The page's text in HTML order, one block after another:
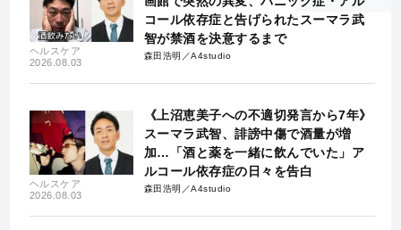
ヘルスケア
2026.08.03
コール依存症と告げられたスーマラ武
智が禁酒を決意するまで
森田浩明／A4studio
ヘルスケア
2026.08.03
《上沼恵美子への不適切発言から7年》
スーマラ武智、誹謗中傷で酒量が増
加…「酒と薬を一緒に飲んでいた」ア
ルコール依存症の日々を告白
森田浩明／A4studio